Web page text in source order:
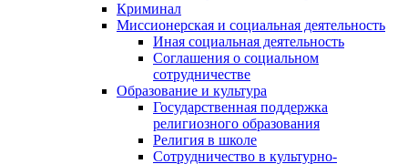
Криминал
Миссионерская и социальная деятельность
Иная социальная деятельность
Соглашения о социальном
сотрудничестве
Образование и культура
Государственная поддержка
религиозного образования
Религия в школе
Сотрудничество в культурно-